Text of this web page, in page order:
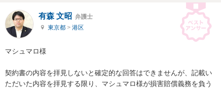
有森 文昭 弁護士
東京都 > 港区
マシュマロ様
契約書の内容を拝見しないと確定的な回答はできませんが、記載い
ただいた内容を拝見する限り、マシュマロ様が損害賠償義務を負う